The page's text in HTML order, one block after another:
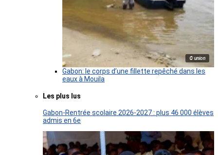
© union
Gabon: le corps d’une fillette repêché dans les
eaux à Mouila
Les plus lus
Gabon-Rentrée scolaire 2026-2027 : plus 46 000 élèves
admis en 6e